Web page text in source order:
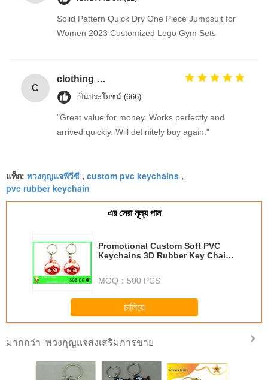
Solid Pattern Quick Dry One Piece Jumpsuit for
Women 2023 Customized Logo Gym Sets
C
clothing security checkpoint eas hard tag/clothing security tags/ pencil alarm hard tag
เป็นประโยชน์ (666)
"Great value for money. Works perfectly and
arrived quickly. Will definitely buy again."
แท็ก: พวงกุญแจพีวีซี , custom pvc keychains ,
pvc rubber keychain
এর সেরা মূল্য পান
Promotional Custom Soft PVC
Keychains 3D Rubber Key Chain
MOQ： 500 PCS
চালিয়ে
มากกว่า พวงกุญแจส่งเสริมการขาย